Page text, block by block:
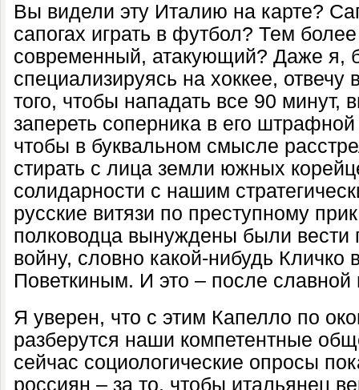
Вы видели эту Италию на карте?
сапогах играть в футбол? Тем
современный, атакующий? Даже я,
специализируясь на хоккее, отвечу
того, чтобы нападать все 90 минут,
запереть соперника в его
чтобы в буквальном смысле
стирать с лица земли южных
солидарности с нашим
русские витязи по преступному
полководца вынуждены были вести
войну, словно какой-нибудь
Поветкиным. И это – после
Я уверен, что с этим Капелло по
разберутся наши компетентные
сейчас социологические опросы
россиян – за то, чтобы итальянец